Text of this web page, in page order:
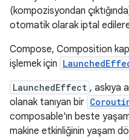
(kompozisyondan
otomatik olarak iptal
Compose, Composition
işlemek için
LaunchedEffect , askıya
olanak tanıyan bir
composable'ın beste
makine etkinliğinin yaşam